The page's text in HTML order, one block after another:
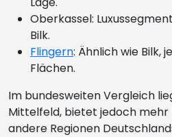
Oberkassel:
Bilk.
Flingern: Ähnlich wie Bilk,
Flächen.
Im bundesweiten Vergleich
Mittelfeld, bietet jedoch mehr
andere Regionen